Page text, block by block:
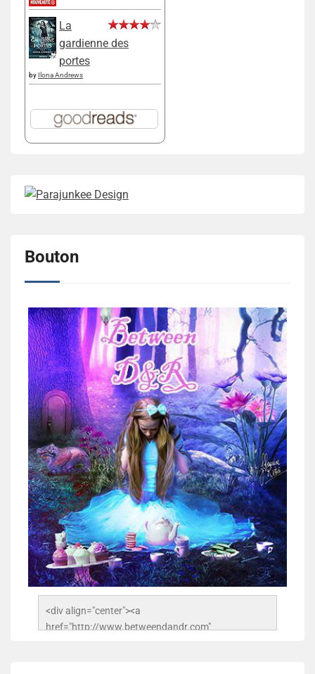
La
gardienne des
portes
by Ilona Andrews
Bouton
<div align="center"><a
href="http://www.betweendandr.com"